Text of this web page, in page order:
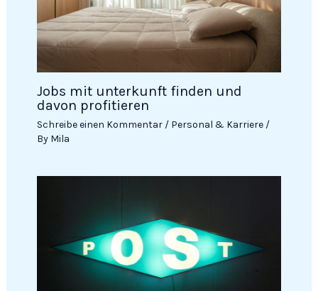
Jobs mit unterkunft finden und
davon profitieren
Schreibe einen Kommentar / Personal & Karriere/
By Mila